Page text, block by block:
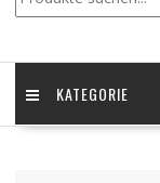
KATEGORIE